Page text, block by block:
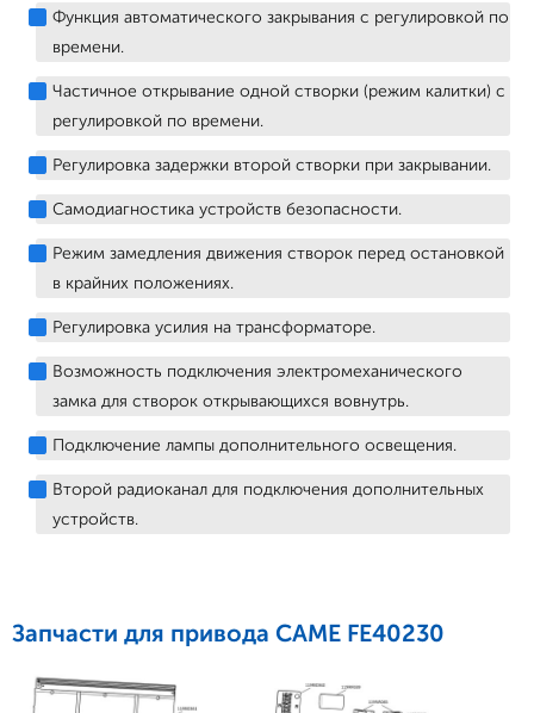
Функция автоматического закрывания с регулировкой по
времени.
Частичное открывание одной створки (режим калитки) с
регулировкой по времени.
Регулировка задержки второй створки при закрывании.
Самодиагностика устройств безопасности.
Режим замедления движения створок перед остановкой
в крайних положениях.
Регулировка усилия на трансформаторе.
Возможность подключения электромеханического
замка для створок открывающихся вовнутрь.
Подключение лампы дополнительного освещения.
Второй радиоканал для подключения дополнительных
устройств.
Запчасти для привода CAME FE40230